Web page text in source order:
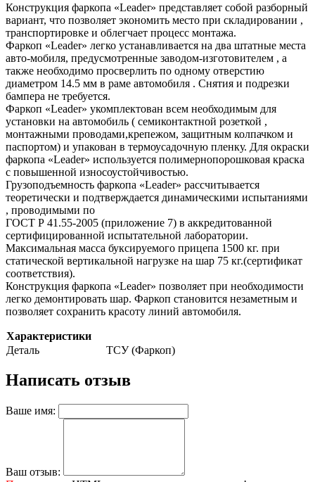
Конструкция фаркопа «Leader» представляет собой разборный
вариант, что позволяет экономить место при складировании ,
транспортировке и облегчает процесс монтажа.
Фаркоп «Leader» легко устанавливается на два штатные места
авто-мобиля, предусмотренные заводом-изготовителем , а
также необходимо просверлить по одному отверстию
диаметром 14.5 мм в раме автомобиля . Снятия и подрезки
бампера не требуется.
Фаркоп «Leader» укомплектован всем необходимым для
установки на автомобиль ( семиконтактной розеткой ,
монтажными проводами,крепежом, защитным колпачком и
паспортом) и упакован в термоусадочную пленку. Для окраски
фаркопа «Leader» используется полимернопорошковая краска
с повышенной износоустойчивостью.
Грузоподъемность фаркопа «Leader» рассчитывается
теоретически и подтверждается динамическими испытаниями
, проводимыми по
ГОСТ Р 41.55-2005 (приложение 7) в аккредитованной
сертифицированной испытательной лаборатории.
Максимальная масса буксируемого прицепа 1500 кг. при
статической вертикальной нагрузке на шар 75 кг.(сертификат
соответствия).
Конструкция фаркопа «Leader» позволяет при необходимости
легко демонтировать шар. Фаркоп становится незаметным и
позволяет сохранить красоту линий автомобиля.
Характеристики
Деталь
ТСУ (Фаркоп)
Написать отзыв
Ваше имя:
Ваш отзыв: